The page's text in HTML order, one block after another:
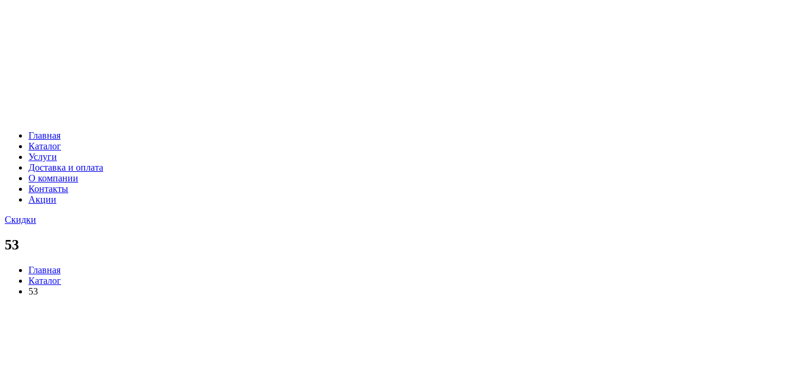
Главная
Каталог
Услуги
Доставка и оплата
О компании
Контакты
Акции
Скидки
53
Главная
Каталог
53